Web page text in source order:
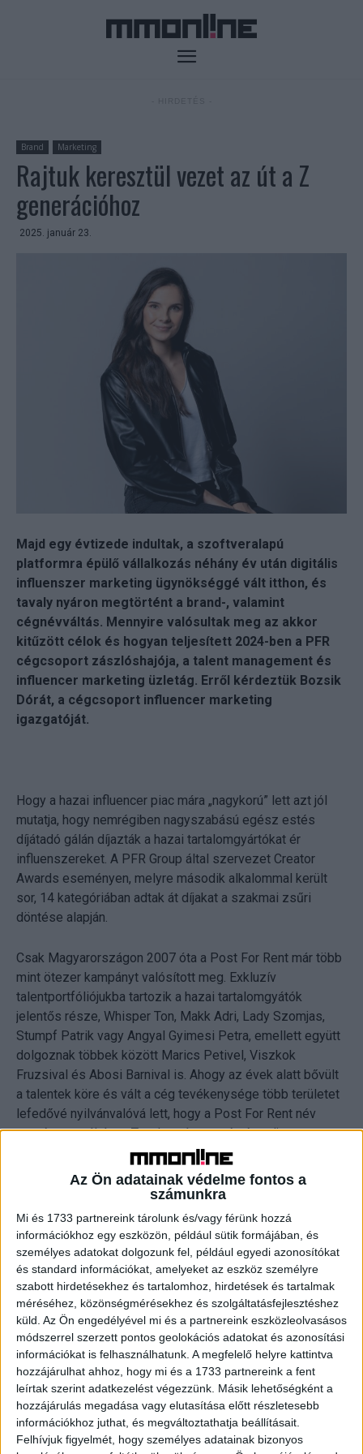
Az Ön adatainak védelme fontos a
számunkra
Mi és 1733 partnereink tárolunk és/vagy férünk hozzá
információkhoz egy eszközön, például sütik formájában, és
személyes adatokat dolgozunk fel, például egyedi azonosítókat
és standard információkat, amelyeket az eszköz személyre
szabott hirdetésekhez és tartalomhoz, hirdetések és tartalmak
méréséhez, közönségmérésekhez és szolgáltatásfejlesztéshez
küld. Az Ön engedélyével mi és a partnereink eszközleolvasásos
módszerrel szerzett pontos geolokációs adatokat és azonosítási
információkat is felhasználhatunk. A megfelelő helyre kattintva
hozzájárulhat ahhoz, hogy mi és a 1733 partnereink a fent
leírtak szerint adatkezelést végezzünk. Másik lehetőségként a
hozzájárulás megadása vagy elutasítása előtt részletesebb
információkhoz juthat, és megváltoztathatja beállításait.
Felhívjuk figyelmét, hogy személyes adatainak bizonyos
Brand Marketing
Rajtuk keresztül vezet az út a Z
generációhoz
2025. január 23.
Majd egy évtizede indultak, a szoftveralapú
platformra épülő vállalkozás néhány év után digitális
influenszer marketing ügynökséggé vált itthon, és
tavaly nyáron megtörtént a brand-, valamint
cégnévváltás. Mennyire valósultak meg az akkor
kitűzött célok és hogyan teljesített 2024-ben a PFR
cégcsoport zászlóshajója, a talent management és
influencer marketing üzletág. Erről kérdeztük Bozsik
Dórát, a cégcsoport influencer marketing
igazgatóját.
Hogy a hazai influencer piac mára „nagykorú” lett azt jól
mutatja, hogy nemrégiben nagyszabású egész estés
díjátadó gálán díjazták a hazai tartalomgyártókat ér
influenszereket. A PFR Group által szervezet Creator
Awards eseményen, melyre második alkalommal került
sor, 14 kategóriában adtak át díjakat a szakmai zsűri
döntése alapján.
Csak Magyarországon 2007 óta a Post For Rent már több
mint ötezer kampányt valósított meg. Exkluzív
talentportfóliójukba tartozik a hazai tartalomgyátók
jelentős része, Whisper Ton, Makk Adri, Lady Szomjas,
Stumpf Patrik vagy Angyal Gyimesi Petra, emellett együtt
dolgoznak többek között Marics Petivel, Viszkok
Fruzsival és Abosi Barnival is. Ahogy az évek alatt bővült
a talentek köre és vált a cég tevékenysége több területet
lefedővé nyilvánvalóvá lett, hogy a Post For Rent név
megérett a váltásra. Tavaly nyáron a név és teljes
brandváltás lezajlott, létrejött az ernyőmárka PFR Group
néven, ami alá tagozódott minden olyan társaság, illetve
üzletág, amelynek valamilyen módon relevanciája van a
kreátor-ökoszisztémában. Legyen az akár talent
management, influenszermarketing,
rendezvényszervezés márkák számára vagy a zenei
portfóliójukkal foglalkozó cégük. Egy, a fiatal generáció
szórakoztatására szakosodott entertainment groupot
hoztak létre 2024-ben, ami 360 fokosan elégíti ki a
korosztály igényeit.
A PFR Group brandváltással a talent menedzsment és az
influencer kampányok újabb lendületet kaptak. Komoly
fókusz került az exkluzív portfólióra, sok új tartalomgyártó
csatlakozott a céghez, akikkel a legtöbb márka együtt
szeretne dolgozni kampányokban.